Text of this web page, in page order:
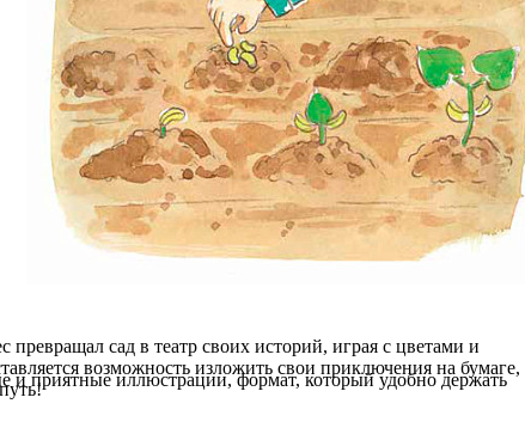
и приятные иллюстрации, формат, который удобно держать
превращал сад в театр своих историй, играя с цветами и
возможность изложить свои приключения на бумаге,